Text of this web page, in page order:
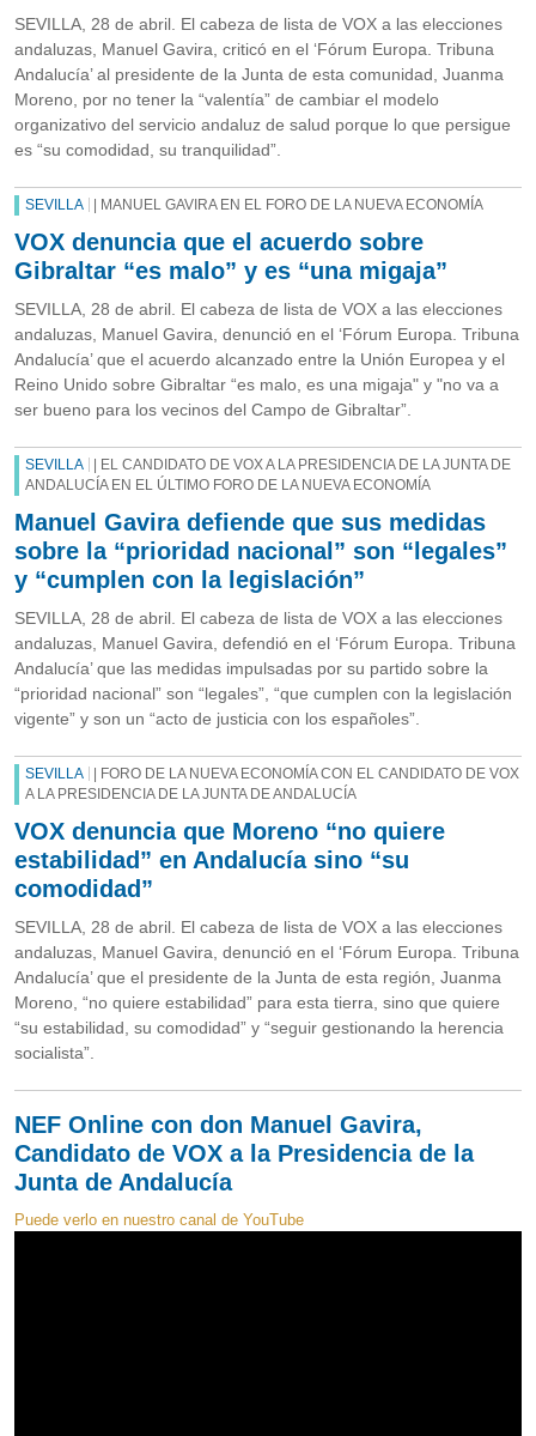
SEVILLA, 28 de abril. El cabeza de lista de VOX a las elecciones
andaluzas, Manuel Gavira, criticó en el ‘Fórum Europa. Tribuna
Andalucía’ al presidente de la Junta de esta comunidad, Juanma
Moreno, por no tener la “valentía” de cambiar el modelo
organizativo del servicio andaluz de salud porque lo que persigue
es “su comodidad, su tranquilidad”.
SEVILLA | MANUEL GAVIRA EN EL FORO DE LA NUEVA ECONOMÍA
VOX denuncia que el acuerdo sobre
Gibraltar “es malo” y es “una migaja”
SEVILLA, 28 de abril. El cabeza de lista de VOX a las elecciones
andaluzas, Manuel Gavira, denunció en el ‘Fórum Europa. Tribuna
Andalucía’ que el acuerdo alcanzado entre la Unión Europea y el
Reino Unido sobre Gibraltar “es malo, es una migaja" y "no va a
ser bueno para los vecinos del Campo de Gibraltar”.
SEVILLA
| EL CANDIDATO DE VOX A LA PRESIDENCIA DE LA JUNTA DE
ANDALUCÍA EN EL ÚLTIMO FORO DE LA NUEVA ECONOMÍA
Manuel Gavira defiende que sus medidas
sobre la “prioridad nacional” son “legales”
y “cumplen con la legislación”
SEVILLA, 28 de abril. El cabeza de lista de VOX a las elecciones
andaluzas, Manuel Gavira, defendió en el ‘Fórum Europa. Tribuna
Andalucía’ que las medidas impulsadas por su partido sobre la
“prioridad nacional” son “legales”, “que cumplen con la legislación
vigente” y son un “acto de justicia con los españoles”.
SEVILLA
| FORO DE LA NUEVA ECONOMÍA CON EL CANDIDATO DE VOX
A LA PRESIDENCIA DE LA JUNTA DE ANDALUCÍA
VOX denuncia que Moreno “no quiere
estabilidad” en Andalucía sino “su
comodidad”
SEVILLA, 28 de abril. El cabeza de lista de VOX a las elecciones
andaluzas, Manuel Gavira, denunció en el ‘Fórum Europa. Tribuna
Andalucía’ que el presidente de la Junta de esta región, Juanma
Moreno, “no quiere estabilidad” para esta tierra, sino que quiere
“su estabilidad, su comodidad” y “seguir gestionando la herencia
socialista”.
NEF Online con don Manuel Gavira,
Candidato de VOX a la Presidencia de la
Junta de Andalucía
Puede verlo en nuestro canal de YouTube